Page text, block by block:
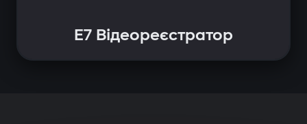
E7 Відеореєстратор